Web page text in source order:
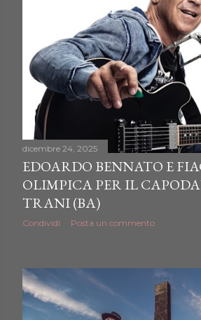
dicembre 24, 2025
EDOARDO BENNATO E
OLIMPICA PER IL
TRANI (BA)
Condividi Posta un commento